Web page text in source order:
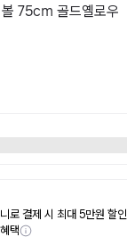
75cm 골드옐로우
로 결제 시 최대 5만원 할인
택